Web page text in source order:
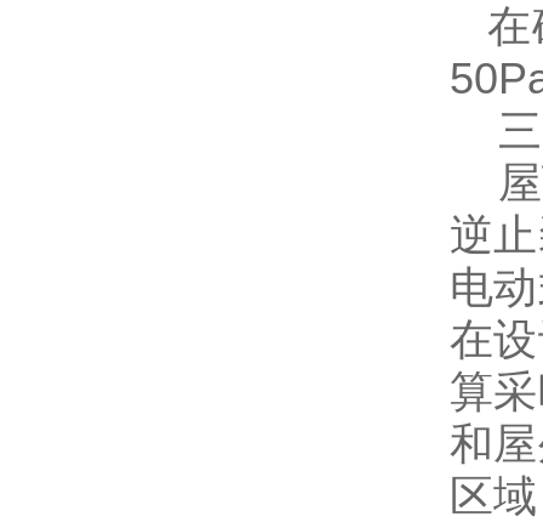
在
三
屋
逆
电
在
算
和
区